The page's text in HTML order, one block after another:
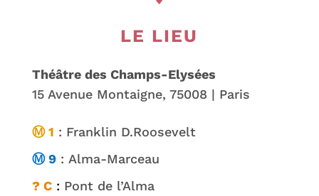
LE LIEU
Théâtre des Champs-Elysées
15 Avenue Montaigne, 75008 | Paris
Ⓜ 1 : Franklin D.Roosevelt
Ⓜ 9: Alma-Marceau
? C : Pont de l’Alma